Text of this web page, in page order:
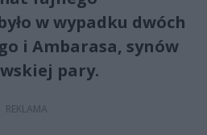
w wypadku dwóch
i Ambarasa, synów
pary.